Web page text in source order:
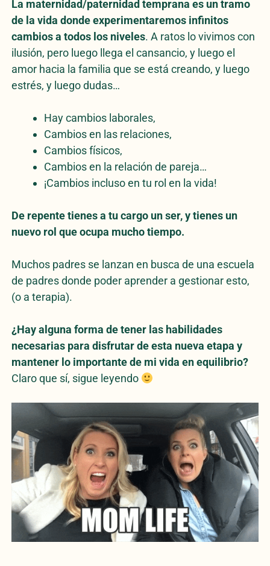
La maternidad/paternidad temprana es un tramo
de la vida donde experimentaremos infinitos
cambios a todos los niveles. A ratos lo vivimos con
ilusión, pero luego llega el cansancio, y luego el
amor hacia la familia que se está creando, y luego
estrés, y luego dudas…
Hay cambios laborales,
Cambios en las relaciones,
Cambios físicos,
Cambios en la relación de pareja…
¡Cambios incluso en tu rol en la vida!
De repente tienes a tu cargo un ser, y tienes un
nuevo rol que ocupa mucho tiempo.
Muchos padres se lanzan en busca de una escuela
de padres donde poder aprender a gestionar esto,
(o a terapia).
¿Hay alguna forma de tener las habilidades
necesarias para disfrutar de esta nueva etapa y
mantener lo importante de mi vida en equilibrio?
Claro que sí, sigue leyendo